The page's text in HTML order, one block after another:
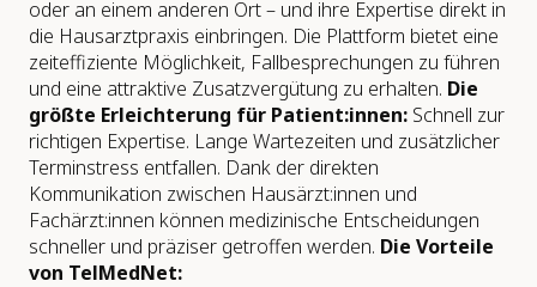
oder an einem anderen Ort – und ihre Expertise direkt in
die Hausarztpraxis einbringen. Die Plattform bietet eine
zeiteffiziente Möglichkeit, Fallbesprechungen zu führen
und eine attraktive Zusatzvergütung zu erhalten. Die
größte Erleichterung für Patient:innen: Schnell zur
richtigen Expertise. Lange Wartezeiten und zusätzlicher
Terminstress entfallen. Dank der direkten
Kommunikation zwischen Hausärzt:innen und
Fachärzt:innen können medizinische Entscheidungen
schneller und präziser getroffen werden. Die Vorteile
von TelMedNet: